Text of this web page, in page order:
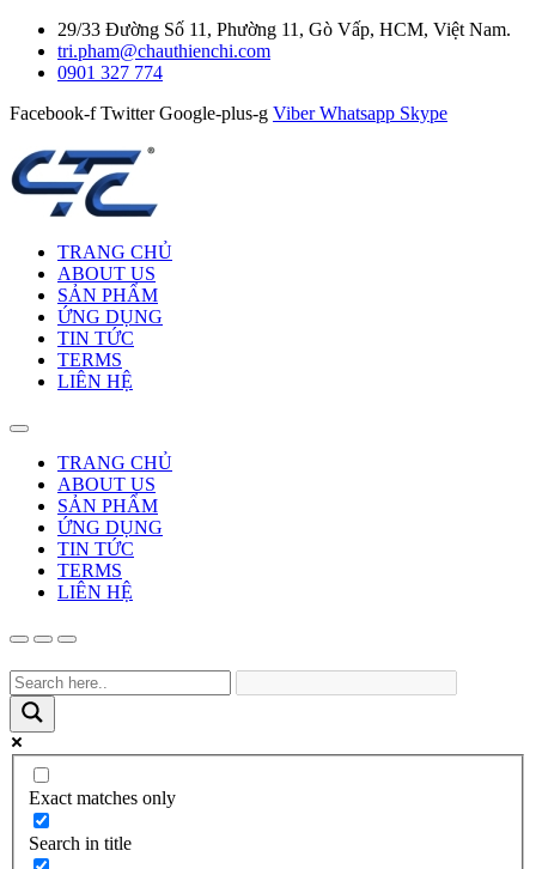
29/33 Đường Số 11, Phường 11, Gò Vấp, HCM, Việt Nam.
tri.pham@chauthienchi.com
0901 327 774
Facebook-f Twitter Google-plus-g Viber Whatsapp Skype
TRANG CHỦ
ABOUT US
SẢN PHẨM
ỨNG DỤNG
TIN TỨC
TERMS
LIÊN HỆ
TRANG CHỦ
ABOUT US
SẢN PHẨM
ỨNG DỤNG
TIN TỨC
TERMS
LIÊN HỆ
Exact matches only
Search in title